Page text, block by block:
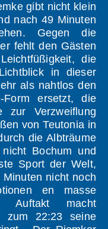
gibt nicht klein
nach 49 Minuten
Gegen die
fehlt den Gästen
die
in dieser
als nahtlos den
Form ersetzt, die
zur Verzweiflung
von Teutonia in
die Albträume
Bochum und
Sport der Welt,
nicht noch
en masse
Auftakt macht
zum 22:23 seine